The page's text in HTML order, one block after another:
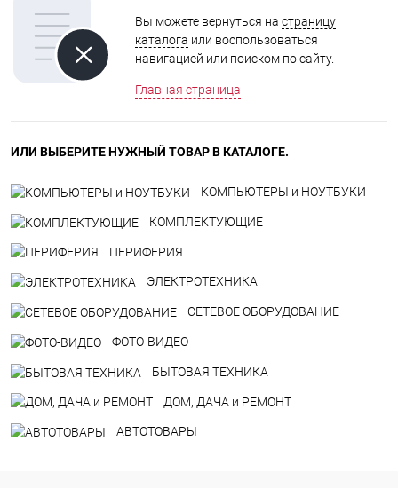
Вы можете вернуться на страницу
каталога или воспользоваться
навигацией или поиском по сайту.
Главная страница
ИЛИ ВЫБЕРИТЕ НУЖНЫЙ ТОВАР В КАТАЛОГЕ.
КОМПЬЮТЕРЫ и НОУТБУКИ
КОМПЛЕКТУЮЩИЕ
ПЕРИФЕРИЯ
ЭЛЕКТРОТЕХНИКА
СЕТЕВОЕ ОБОРУДОВАНИЕ
ФОТО-ВИДЕО
БЫТОВАЯ ТЕХНИКА
ДOM, ДАЧА и РЕМОНТ
АВТОТОВАРЫ